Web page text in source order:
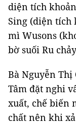
diện tích
Sing (diện tích
mì Wusons
bờ suối Ru
Bà Nguyễn Thị
Tâm đặt nghi
xuất, chế biến
chất nên khi